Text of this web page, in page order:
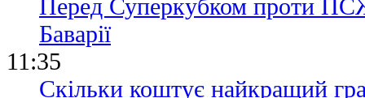
Перед Суперкубком проти ПСЖ
Баварії
11:35
Скільки коштує найкращий